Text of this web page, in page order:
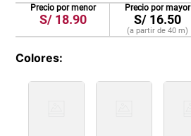
Precio por menor
S/ 18.90
Precio por mayor
S/ 16.50
(a partir de 40 m)
Colores